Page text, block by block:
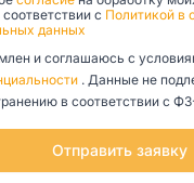
с Политикой в
данных
и соглашаюсь с
. Данные не
в соответствии с
Отправить заявку